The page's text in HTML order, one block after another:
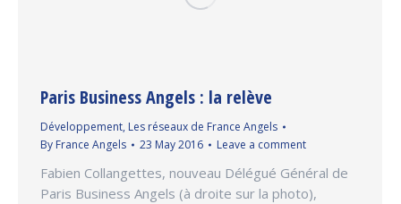
Paris Business Angels : la relève
Développement, Les réseaux de France Angels
By France Angels 23 May 2016 Leave a comment
Fabien Collangettes, nouveau Délégué Général de
Paris Business Angels (à droite sur la photo),